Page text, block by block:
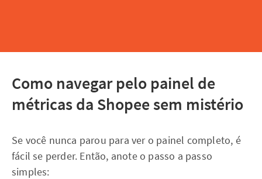
Como navegar pelo painel de
métricas da Shopee sem mistério
Se você nunca parou para ver o painel completo, é
fácil se perder. Então, anote o passo a passo
simples: